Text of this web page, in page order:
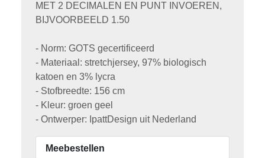
MET 2 DECIMALEN EN PUNT INVOEREN,
BIJVOORBEELD 1.50
- Norm: GOTS gecertificeerd
- Materiaal: stretchjersey, 97% biologisch
katoen en 3% lycra
- Stofbreedte: 156 cm
- Kleur: groen geel
- Ontwerper: IpattDesign uit Nederland
Meebestellen